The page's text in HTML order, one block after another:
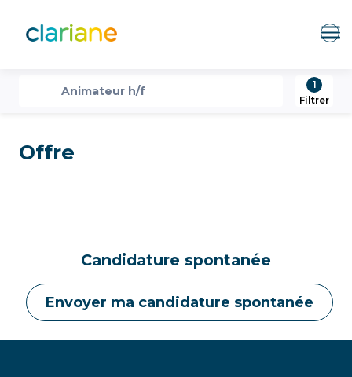
recherche
Animateur h/f
1
Filtrer
Offre
Candidature spontanée
Envoyer ma candidature spontanée